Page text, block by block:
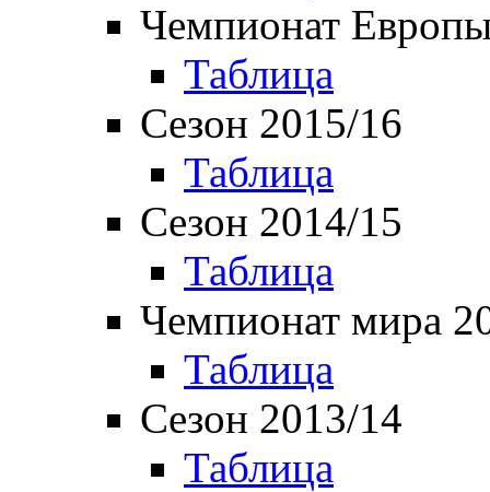
Чемпионат
Таблица
Сезон 2015/16
Таблица
Сезон 2014/15
Таблица
Чемпионат мира
Таблица
Сезон 2013/14
Таблица